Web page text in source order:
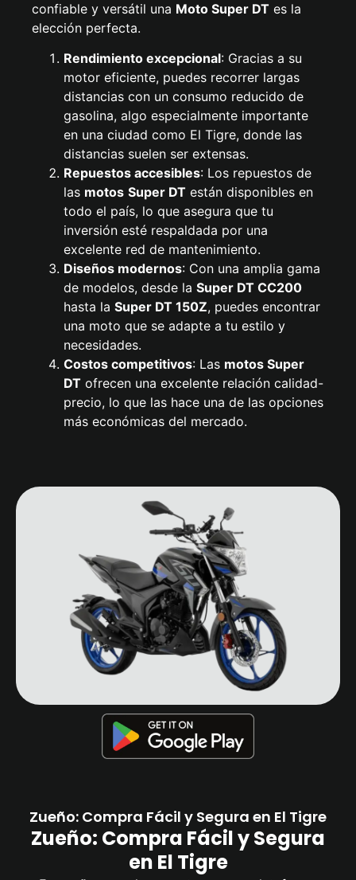
confiable y versátil una Moto Super DT es la
elección perfecta.
Rendimiento excepcional: Gracias a su
motor eficiente, puedes recorrer largas
distancias con un consumo reducido de
gasolina, algo especialmente importante
en una ciudad como El Tigre, donde las
distancias suelen ser extensas.
Repuestos accesibles: Los repuestos de
las motos Super DT están disponibles en
todo el país, lo que asegura que tu
inversión esté respaldada por una
excelente red de mantenimiento.
Diseños modernos: Con una amplia gama
de modelos, desde la Super DT CC200
hasta la Super DT 150Z, puedes encontrar
una moto que se adapte a tu estilo y
necesidades.
Costos competitivos: Las motos Super
DT ofrecen una excelente relación calidad-
precio, lo que las hace una de las opciones
más económicas del mercado.
Zueño: Compra Fácil y Segura en El Tigre
Zueño: Compra Fácil y Segura
en El Tigre